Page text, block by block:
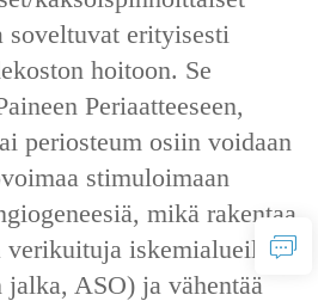
soveltuvat erityisesti
hoitoon. Se
Periaatteeseen‌,
periosteum osiin voidaan
stimuloimaan
mikä rakentaa
verikuituja iskemialueilla
jalka, ASO) ja vähentää